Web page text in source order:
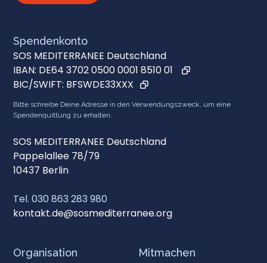
Organisation Mitmachen
Spendenkonto
SOS MEDITERRANEE Deutschland
IBAN: DE64 3702 0500 0001 8510 01
BIC/SWIFT: BFSWDE33XXX
Bitte schreibe Deine Adresse in den Verwendungszweck, um eine
Spendenquittung zu erhalten.
SOS MEDITERRANEE Deutschland
Pappelallee 78/79
10437 Berlin
Tel. 030 863 283 980
kontakt.de@sosmediterranee.org